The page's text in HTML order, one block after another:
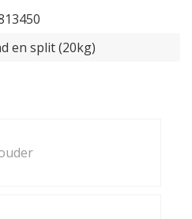
en split (20kg)